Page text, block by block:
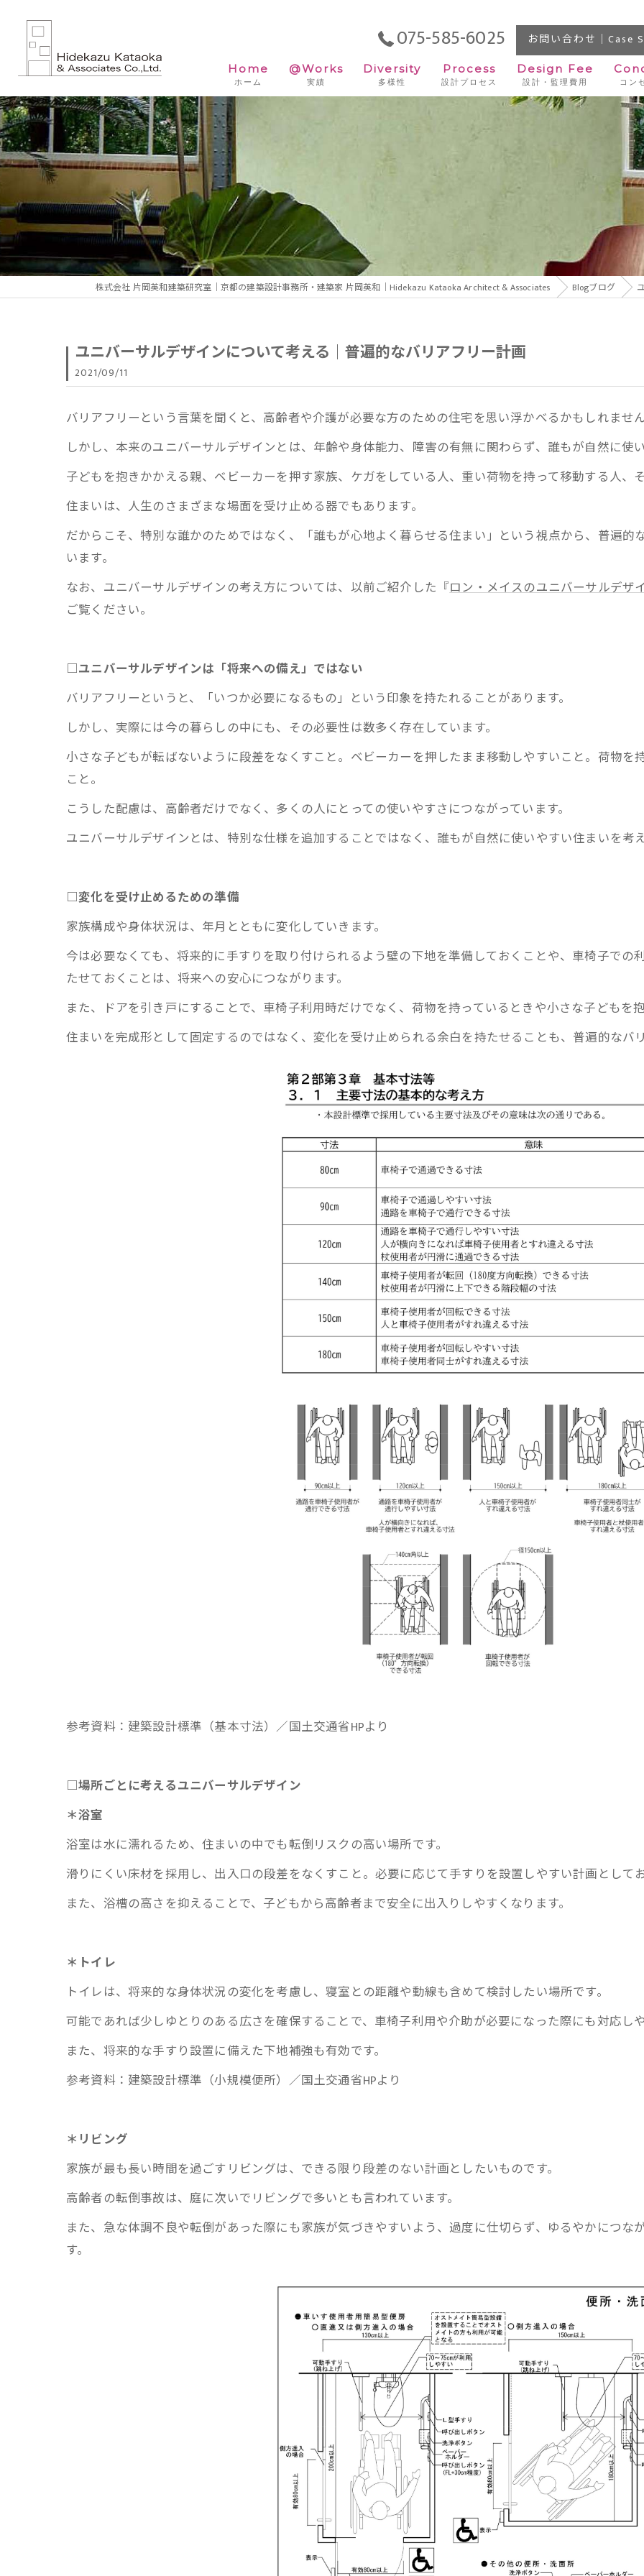
075-585-6025 お問い合わせ｜Case
Home
ホーム
@Works
実績
Diversity
多様性
施設
宿泊施設
Process
設計プロセス
Design Fee
設計・監理費用 コン
株式会社 片岡英和建築研究室｜京都の建築設計事務所・建築家 片岡英和｜Hidekazu Kataoka Architect & Associates Blogブログ
ユニバーサルデザインについて考える｜普遍的なバリアフリー計画
2021/09/11
バリアフリーという言葉を聞くと、高齢者や介護が必要な方のための住宅を思い浮かべるかもしれません
しかし、本来のユニバーサルデザインとは、年齢や身体能力、障害の有無に関わらず、誰もが自然に使
子どもを抱きかかえる親、ベビーカーを押す家族、ケガをしている人、重い荷物を持って移動する人、
住まいは、人生のさまざまな場面を受け止める器でもあります。
だからこそ、特別な誰かのためではなく、「誰もが心地よく暮らせる住まい」という視点から、普遍的
います。
なお、ユニバーサルデザインの考え方については、以前ご紹介した『ロン・メイスのユニバーサルデザ
ご覧ください。
□ユニバーサルデザインは「将来への備え」ではない
バリアフリーというと、「いつか必要になるもの」という印象を持たれることがあります。
しかし、実際には今の暮らしの中にも、その必要性は数多く存在しています。
小さな子どもが転ばないように段差をなくすこと。ベビーカーを押したまま移動しやすいこと。荷物を
こと。
こうした配慮は、高齢者だけでなく、多くの人にとっての使いやすさにつながっています。
ユニバーサルデザインとは、特別な仕様を追加することではなく、誰もが自然に使いやすい住まいを考
□変化を受け止めるための準備
家族構成や身体状況は、年月とともに変化していきます。
今は必要なくても、将来的に手すりを取り付けられるよう壁の下地を準備しておくことや、車椅子での
たせておくことは、将来への安心につながります。
また、ドアを引き戸にすることで、車椅子利用時だけでなく、荷物を持っているときや小さな子どもを
住まいを完成形として固定するのではなく、変化を受け止められる余白を持たせることも、普遍的なバ
参考資料：建築設計標準（基本寸法）／国土交通省HPより
□場所ごとに考えるユニバーサルデザイン
＊浴室
浴室は水に濡れるため、住まいの中でも転倒リスクの高い場所です。
滑りにくい床材を採用し、出入口の段差をなくすこと。必要に応じて手すりを設置しやすい計画として
また、浴槽の高さを抑えることで、子どもから高齢者まで安全に出入りしやすくなります。
＊トイレ
トイレは、将来的な身体状況の変化を考慮し、寝室との距離や動線も含めて検討したい場所です。
可能であれば少しゆとりのある広さを確保することで、車椅子利用や介助が必要になった際にも対応しや
また、将来的な手すり設置に備えた下地補強も有効です。
参考資料：建築設計標準（小規模便所）／国土交通省HPより
＊リビング
家族が最も長い時間を過ごすリビングは、できる限り段差のない計画としたいものです。
高齢者の転倒事故は、庭に次いでリビングで多いとも言われています。
また、急な体調不良や転倒があった際にも家族が気づきやすいよう、過度に仕切らず、ゆるやかにつな
す。